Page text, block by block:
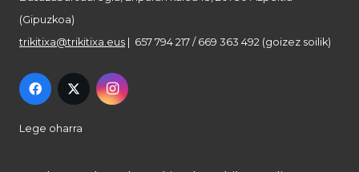
(Gipuzkoa)
trikitixa@trikitixa.eus | 657 794 217 / 669 363 492 (goizez soilik)
Lege oharra